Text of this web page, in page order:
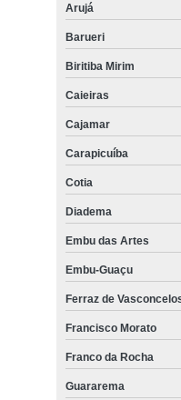
Arujá
Barueri
Biritiba Mirim
Caieiras
Cajamar
Carapicuíba
Cotia
Diadema
Embu das Artes
Embu-Guaçu
Ferraz de
Francisco Morato
Franco da Rocha
Guararema